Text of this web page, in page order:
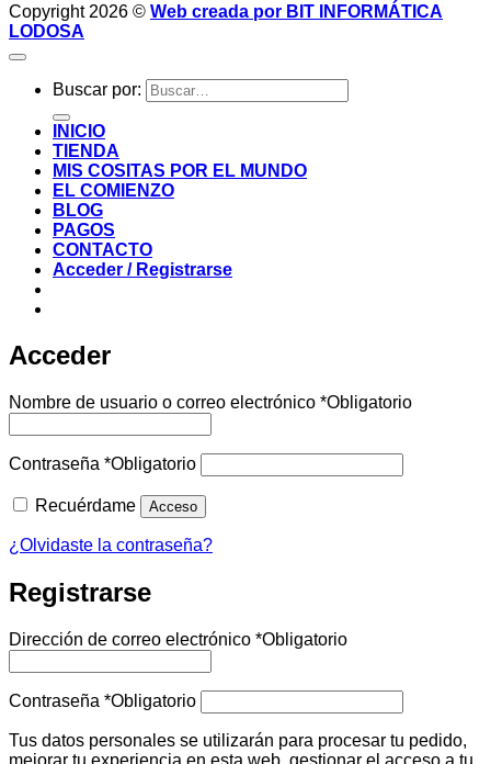
Copyright 2026 © Web creada por BIT INFORMÁTICA
LODOSA
Buscar por:
INICIO
TIENDA
MIS COSITAS POR EL MUNDO
EL COMIENZO
BLOG
PAGOS
CONTACTO
Acceder / Registrarse
Acceder
Nombre de usuario o correo electrónico *Obligatorio
Contraseña *Obligatorio
Recuérdame Acceso
¿Olvidaste la contraseña?
Registrarse
Dirección de correo electrónico *Obligatorio
Contraseña *Obligatorio
Tus datos personales se utilizarán para procesar tu pedido,